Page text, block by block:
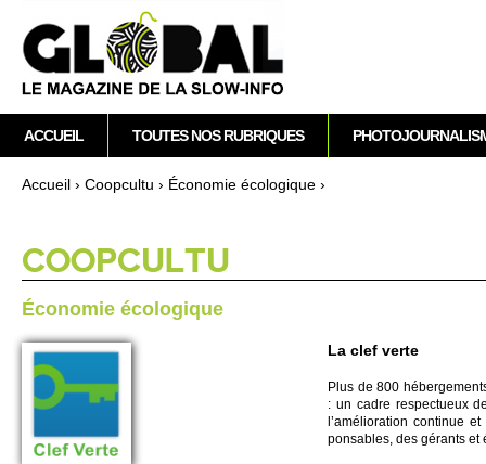
Accueil › Co­opcultu › Écono­mie éco­logique ›
CO­OPCULTU
Écono­mie éco­logique
La clef verte
Plus de 800
: un cadre res­pe­ctueux
l’amélioration continue
ponsables, des gérants
M
e
n
r
i
n
i
p
a
ACCUEIL TOUTES NOS RUBRIQUES